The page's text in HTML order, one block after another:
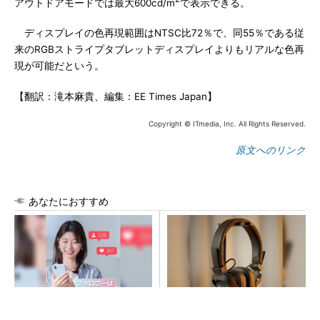
ディスプレイの色再現範囲はNTSC比72％で、同55％である従
来のRGBストライプタブレットディスプレイよりもリアルな色再
現が可能だという。
【翻訳：滝本麻貴、編集：EE Times Japan】
Copyright © ITmedia, Inc. All Rights Reserved.
原文へのリンク
あなたにおすすめ